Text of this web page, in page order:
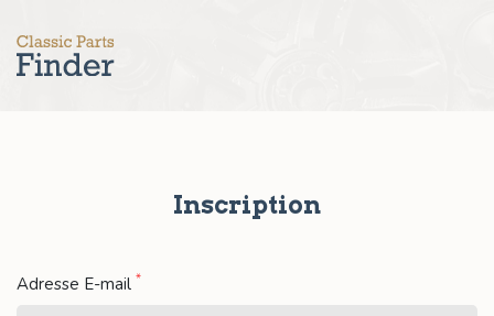
Inscription
Adresse E-mail *